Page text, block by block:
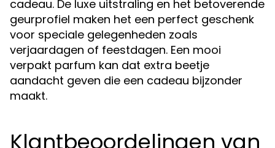
cadeau. De luxe uitstraling en het betoverende
geurprofiel maken het een perfect geschenk
voor speciale gelegenheden zoals
verjaardagen of feestdagen. Een mooi
verpakt parfum kan dat extra beetje
aandacht geven die een cadeau bijzonder
maakt.
Klantbeoordelingen van